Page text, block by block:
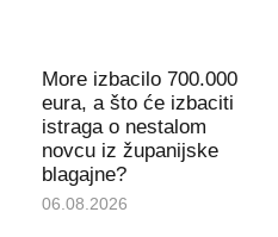
More izbacilo 700.000
eura, a što će izbaciti
istraga o nestalom
novcu iz županijske
blagajne?
06.08.2026